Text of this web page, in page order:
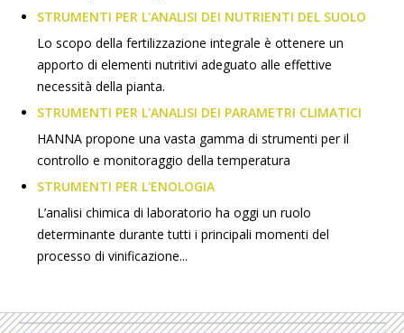
STRUMENTI PER L'ANALISI DEI NUTRIENTI DEL SUOLO
Lo scopo della fertilizzazione integrale è ottenere un
apporto di elementi nutritivi adeguato alle effettive
necessità della pianta.
STRUMENTI PER L'ANALISI DEI PARAMETRI CLIMATICI
HANNA propone una vasta gamma di strumenti per il
controllo e monitoraggio della temperatura
STRUMENTI PER L'ENOLOGIA
L’analisi chimica di laboratorio ha oggi un ruolo
determinante durante tutti i principali momenti del
processo di vinificazione...